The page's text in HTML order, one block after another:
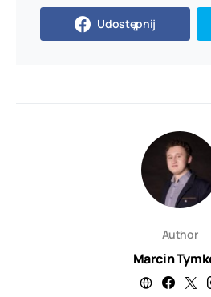
Udostępnij
Author
Marcin